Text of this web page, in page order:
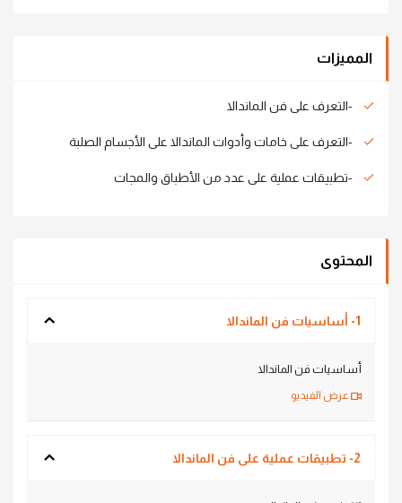
المميزات
-التعرف على فن الماندالا
-التعرف على خامات وأدوات الماندالا على الأجسام الصلبة
-تطبيقات عملية على عدد من الأطباق والمجات
المحتوى
1- أساسيات فن الماندالا
أساسيات فن الماندالا
عرض الفيديو
2- تطبيقات عملية على فن الماندالا